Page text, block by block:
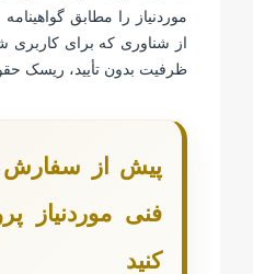
موردنیاز را مطابق
از شناوری که برای
ظرفیت بدون تأیید، ریسک
پیش از
فنی موردنیاز
کنید